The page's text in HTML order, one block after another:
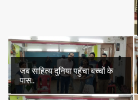
जब साहित्य दुनिया पहुँचा बच्चों के
पास..